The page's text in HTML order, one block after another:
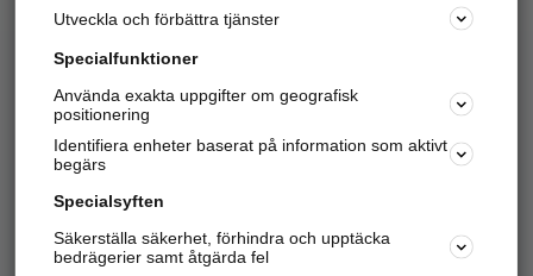
Marknadsför företaget
Kom igång och annonsera mot
samarbetspartners nära dig.
Alla kategorier
Populära sökningar
Utveckla och förbättra tjänster
Specialfunktioner
Använda exakta uppgifter om geografisk
positionering
Identifiera enheter baserat på information som aktivt
begärs
Specialsyften
Säkerställa säkerhet, förhindra och upptäcka
bedrägerier samt åtgärda fel